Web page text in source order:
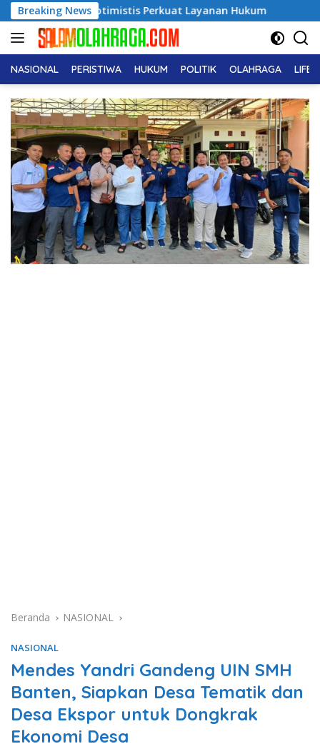
Langsung
ke
konten
Breaking News
Perkuat Layanan Hukum Dukcapil Ungkap Tren
NASIONAL PERISTIWA HUKUM POLITIK OLAHRAGA
Beranda NASIONAL
NASIONAL
Mendes Yandri Gandeng UIN SMH
Banten, Siapkan Desa Tematik dan
Desa Ekspor untuk Dongkrak
Ekonomi Desa